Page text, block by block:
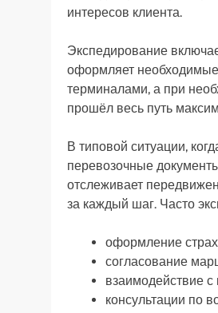
интересов клиента.
Экспедирование
оформляет необходимые
терминалами, а при
прошёл весь путь
В типовой ситуации,
перевозочные
отслеживает
за каждый шаг. Часто
оформление
согласование
взаимодействие
консультации по